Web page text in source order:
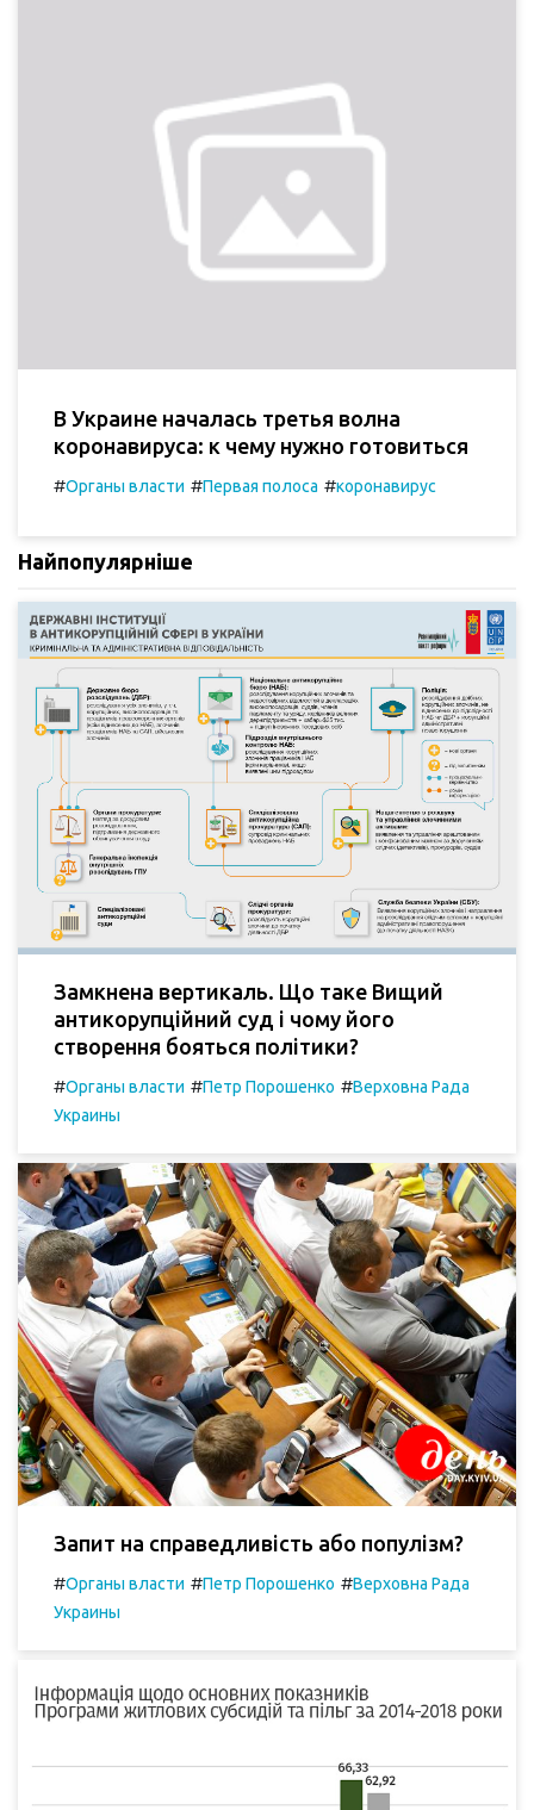
В Украине началась третья волна
коронавируса: к чему нужно готовиться
#Органы власти #Первая полоса #коронавирус
Найпопулярніше
Замкнена вертикаль. Що таке Вищий
антикорупційний суд і чому його
створення бояться політики?
#Органы власти #Петр Порошенко #Верховна Рада
Украины
Запит на справедливість або популізм?
#Органы власти #Петр Порошенко #Верховна Рада
Украины